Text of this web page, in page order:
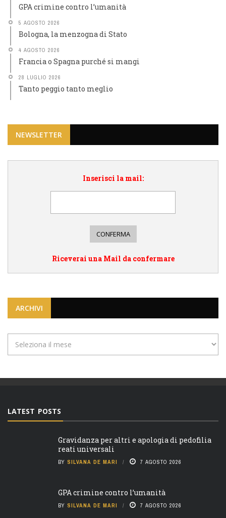
GPA crimine contro l’umanità
5 AGOSTO 2026
Bologna, la menzogna di Stato
4 AGOSTO 2026
Francia o Spagna purché si mangi
28 LUGLIO 2026
Tanto peggio tanto meglio
NEWSLETTER
Inserisci la mail:
Riceverai una Mail da confermare
ARCHIVI
LATEST POSTS
Gravidanza per altri e apologia di pedofilia
reati universali
BY SILVANA DE MARI 7 AGOSTO 2026
GPA crimine contro l’umanità
BY SILVANA DE MARI 7 AGOSTO 2026